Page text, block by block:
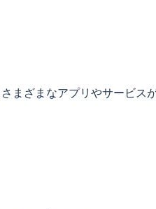
まざまなアプリやサービス